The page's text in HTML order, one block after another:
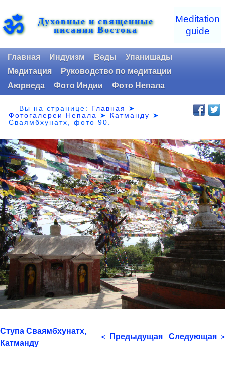
ॐ Духовные и священные
писания Востока
Meditation
guide
Главная Индуизм Веды
Упанишады
Медитация
Руководство по медитации
Аюрведа
Фото Индии Фото Непала
Вы на странице: Главная
➤
Фотогалереи Непала
➤ Катманду ➤
Сваямбхунатх,фото 90.
Ступа Сваямбхунатх,
Катманду
< Предыдущая Следующая >